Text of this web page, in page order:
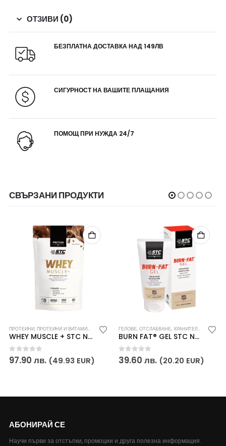
ОТЗИВИ (0)
БЕЗПЛАТНА ДОСТАВКА НАД 149ЛВ
СИГУРНОСТ НА ВАШИТЕ ПЛАЩАНИЯ
ПОМОЩ ПРИ НУЖДА 24/7
СВЪРЗАНИ ПРОДУКТИ
ГЕЛОВЕ,СПОРТНИ ПОСТИЖЕНИЯ,ХРАНИТЕЛНИ ДОБАВКИ
ПРОТЕИНИ,ПРОТЕИНИ И ВИТАМИНИ СПОРТНИ ПОСТИЖЕНИЯ,ХРАНИТЕЛНИ ДОБАВКИ
WHEY MUSCLE + STC Nutrition
0out of 5
97.90лв. (49.93 EUR)
ГЕЛОВЕ, ОТСЛАБВАНЕ, ХРАНИТЕЛНИ ДОБАВКИ
BURN FAT® GEL STC Nutrition
0out of 5
39.60 лв. (20.20 EUR)
АБОНИРАЙ СЕ
Научи първи за отстъпки, промоции и друга полезна информация.